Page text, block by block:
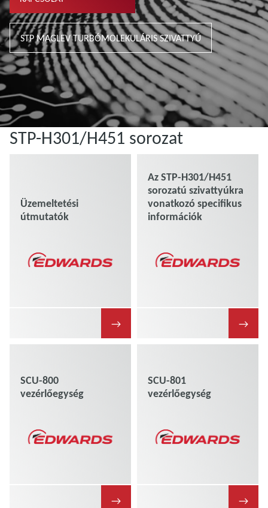
STP MAGLEV TURBÓMOLEKULÁRIS SZIVATTYÚ
STP-H301/H451 sorozat
Üzemeltetési
útmutatók
→
Az STP-H301/H451
sorozatú szivattyúkra
vonatkozó specifikus
információk
→
SCU-800
vezérlőegység
→
SCU-801
vezérlőegység
→